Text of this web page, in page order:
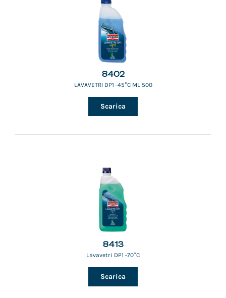
8402
LAVAVETRI DP1 -45°C ML 500
Scarica
8413
Lavavetri DP1 -70°C
Scarica